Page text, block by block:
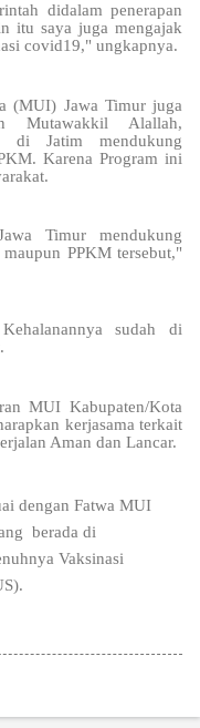
didalam penerapan
itu saya juga mengajak
covid19," ungkapnya.
(MUI) Jawa Timur juga
Mutawakkil Alallah,
di Jatim mendukung
Karena Program ini
Timur mendukung
PPKM tersebut,"
sudah di
MUI Kabupaten/Kota
kerjasama terkait
Aman dan Lancar.
dengan Fatwa MUI
berada di
Vaksinasi